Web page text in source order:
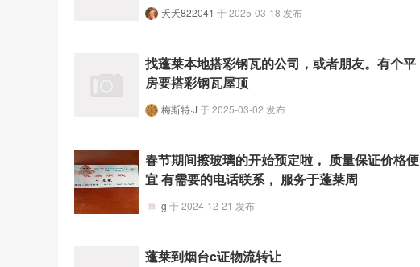
夭夭822041 于 2025-03-18 发布
找蓬莱本地搭彩钢瓦的公司，或者朋友。有个平
房要搭彩钢瓦屋顶
梅斯特·J 于 2025-03-02 发布
春节期间擦玻璃的开始预定啦， 质量保证价格便
宜 有需要的电话联系， 服务于蓬莱周
g 于 2024-12-21 发布
蓬莱到烟台c证物流转让